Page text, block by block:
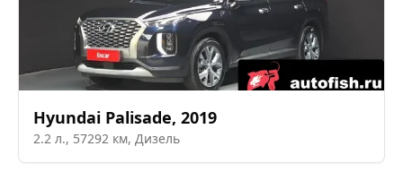
Hyundai Palisade, 2019
2.2 л., 57292 км, Дизель